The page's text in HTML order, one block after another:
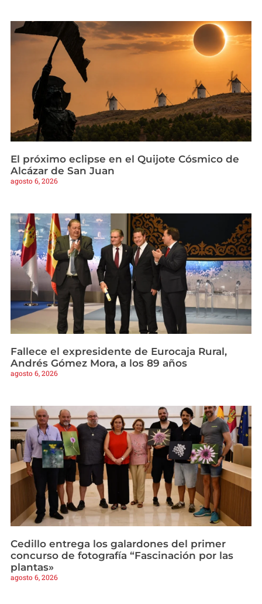
El próximo eclipse en el Quijote Cósmico de
Alcázar de San Juan
agosto 6, 2026
Fallece el expresidente de Eurocaja Rural,
Andrés Gómez Mora, a los 89 años
agosto 6, 2026
Cedillo entrega los galardones del primer
concurso de fotografía “Fascinación por las
plantas»
agosto 6, 2026